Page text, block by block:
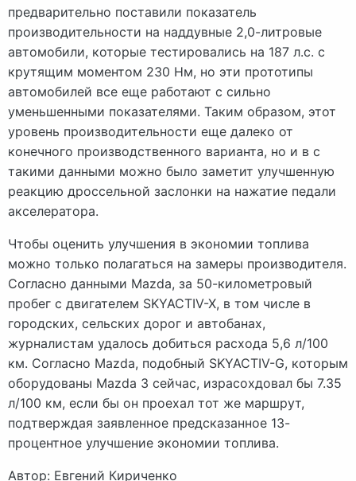
предварительно поставили показатель
производительности на наддувные 2,0-литровые
автомобили, которые тестировались на 187 л.с. с
крутящим моментом 230 Нм, но эти прототипы
автомобилей все еще работают с сильно
уменьшенными показателями. Таким образом, этот
уровень производительности еще далеко от
конечного производственного варианта, но и в с
такими данными можно было заметит улучшенную
реакцию дроссельной заслонки на нажатие педали
акселератора.
Чтобы оценить улучшения в экономии топлива
можно только полагаться на замеры производителя.
Согласно данными Mazda, за 50-километровый
пробег с двигателем SKYACTIV-X, в том числе в
городских, сельских дорог и автобанах,
журналистам удалось добиться расхода 5,6 л/100
км. Согласно Mazda, подобный SKYACTIV-G, которым
оборудованы Mazda 3 сейчас, израсохдовал бы 7.35
л/100 км, если бы он проехал тот же маршрут,
подтверждая заявленное предсказанное 13-
процентное улучшение экономии топлива.
Автор: Евгений Кириченко